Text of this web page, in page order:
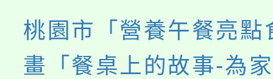
桃園市「營養午餐亮點
畫「餐桌上的故事-為